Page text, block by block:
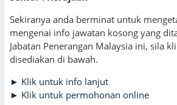
Sekiranya anda berminat untuk
mengenai info jawatan kosong yang
Jabatan Penerangan Malaysia ini, sila
disediakan di bawah.
► Klik untuk info lanjut
► Klik untuk permohonan online